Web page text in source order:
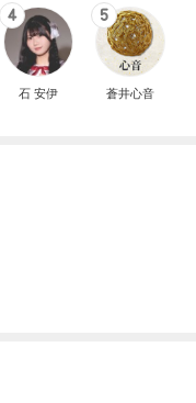
4
石 安伊
5
蒼井心音